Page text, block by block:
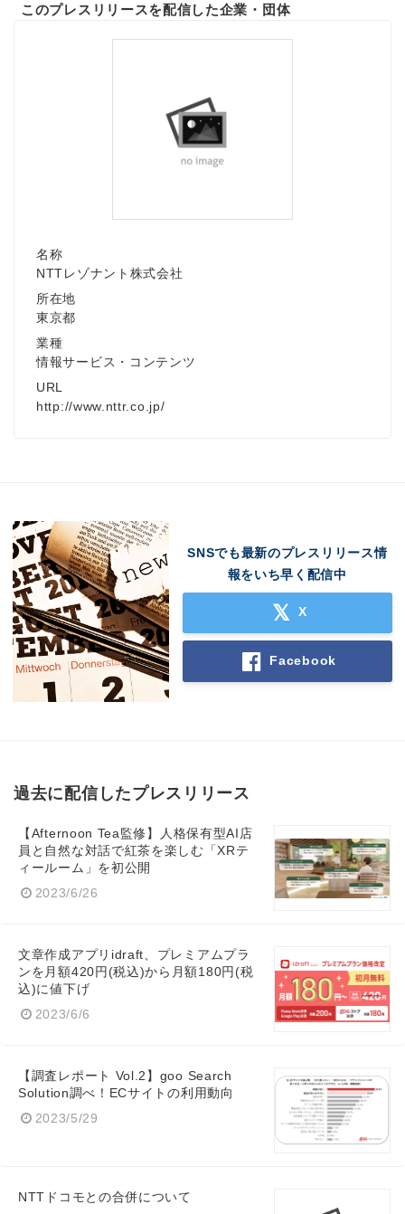
このプレスリリースを配信した企業・団体
名称
NTTレゾナント株式会社
所在地
東京都
業種
情報サービス・コンテンツ
URL
http://www.nttr.co.jp/
SNSでも最新のプレスリリース情
報をいち早く配信中
X
Facebook
過去に配信したプレスリリース
【Afternoon Tea監修】人格保有型AI店
員と自然な対話で紅茶を楽しむ「XRテ
ィールーム」を初公開
2023/6/26
文章作成アプリidraft、プレミアムプラ
ンを月額420円(税込)から月額180円(税
込)に値下げ
2023/6/6
【調査レポート Vol.2】goo Search
Solution調べ！ECサイトの利用動向
2023/5/29
NTTドコモとの合併について